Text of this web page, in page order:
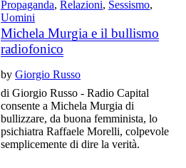
Propaganda,Relazioni, Sessismo,
Uomini
Michela Murgia e il bullismo
radiofonico
byGiorgio Russo
di Giorgio Russo - Radio Capital
consente a Michela Murgia di
bullizzare, da buona femminista, lo
psichiatra Raffaele Morelli, colpevole
semplicemente di dire la verità.